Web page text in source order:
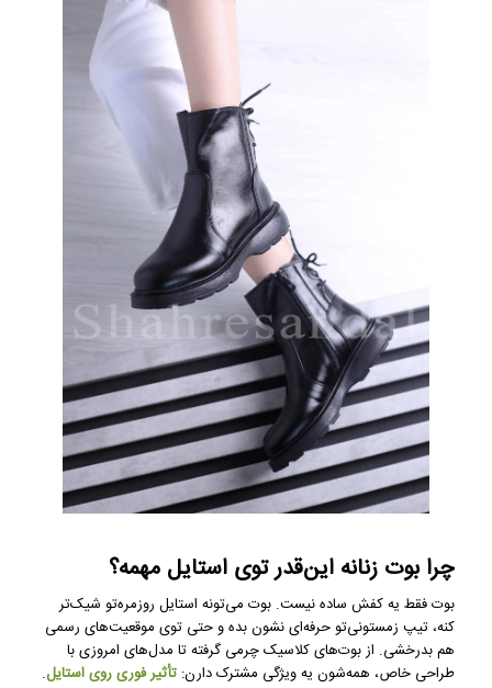
چرا بوت زنانه این‌قدر توی استایل مهمه؟
بوت فقط یه کفش ساده نیست. بوت می‌تونه استایل روزمره‌تو شیک‌تر
کنه، تیپ زمستونی‌تو حرفه‌ای نشون بده و حتی توی موقعیت‌های رسمی
هم بدرخشی. از بوت‌های کلاسیک چرمی گرفته تا مدل‌های امروزی با
طراحی خاص، همه‌شون یه ویژگی مشترک دارن: تأثیر فوری روی استایل.